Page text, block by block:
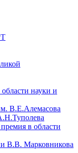
науки и
В.Е.Алемасова
в области
В.В. Марковникова